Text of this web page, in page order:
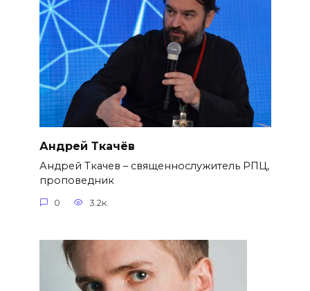
Андрей Ткачёв
Андрей Ткачев – священнослужитель РПЦ,
проповедник
0 3.2к.